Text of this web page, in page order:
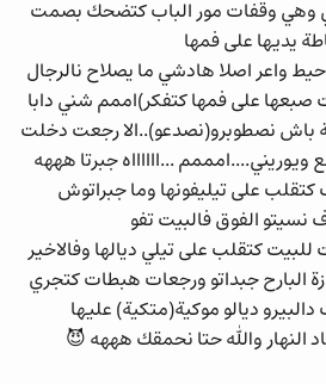
وهي وقفات مور الباب كتضحك بصمت
يديها على فمها
واعر اصلا هادشي ما يصلاح نالرجال
على فمها كتفكر)اممم شني دابا
نصطوبرو(نصدعو)..الا رجعت دخلت
...ااااااه جبرتا هههه
على تيليفونها وما جبراتوش
نسيتو الفوق فالبيت تفو
كتقلب على تيلي ديالها وفالاخير
البارح جبداتو ورجعات هبطات كتجري
ديالو موكية(متكية) عليها
النهار والله حتا نحمقك هههه 😈